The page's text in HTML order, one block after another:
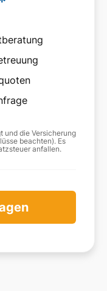
und die Versicherung
beachten). Es
anfallen.